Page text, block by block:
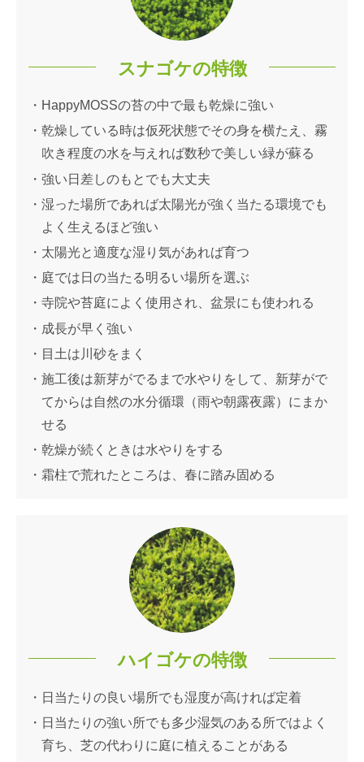
スナゴケの特徴
HappyMOSSの苔の中で最も乾燥に強い
乾燥している時は仮死状態でその身を横たえ、霧
吹き程度の水を与えれば数秒で美しい緑が蘇る
強い日差しのもとでも大丈夫
湿った場所であれば太陽光が強く当たる環境でも
よく生えるほど強い
太陽光と適度な湿り気があれば育つ
庭では日の当たる明るい場所を選ぶ
寺院や苔庭によく使用され、盆景にも使われる
成長が早く強い
目土は川砂をまく
施工後は新芽がでるまで水やりをして、新芽がで
てからは自然の水分循環（雨や朝露夜露）にまか
せる
乾燥が続くときは水やりをする
霜柱で荒れたところは、春に踏み固める
ハイゴケの特徴
日当たりの良い場所でも湿度が高ければ定着
日当たりの強い所でも多少湿気のある所ではよく
育ち、芝の代わりに庭に植えることがある